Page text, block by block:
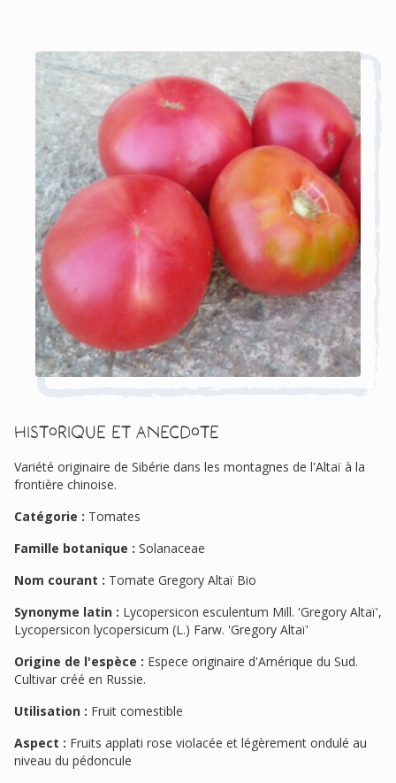
Historique et anecdote
Variété originaire de Sibérie dans les montagnes de l'Altaï à la
frontière chinoise.
Catégorie : Tomates
Famille botanique : Solanaceae
Nom courant : Tomate Gregory Altaï Bio
Synonyme latin : Lycopersicon esculentum Mill. 'Gregory Altaï',
Lycopersicon lycopersicum (L.) Farw. 'Gregory Altaï'
Origine de l'espèce : Espece originaire d'Amérique du Sud.
Cultivar créé en Russie.
Utilisation : Fruit comestible
Aspect : Fruits applati rose violacée et légèrement ondulé au
niveau du pédoncule